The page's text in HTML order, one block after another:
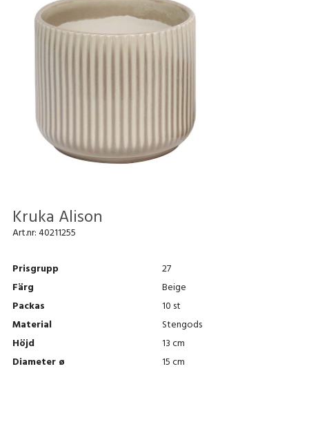
Kruka Alison
Art.nr:40211255
Prisgrupp
27
Färg
Beige
Packas
10 st
Material
Stengods
Höjd
13 cm
Diameter ø
15 cm